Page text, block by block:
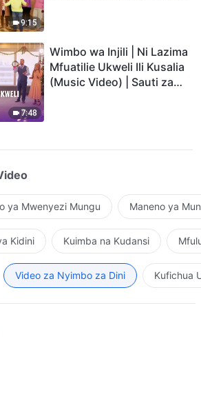
9:15
7:48
Wimbo wa Injili | Ni Lazima
Mfuatilie Ukweli Ili Kusalia
(Music Video) | Sauti za
ya Mwenyezi Mungu Maneno ya
Kidini Kuimba na Kudansi
Video za Nyimbo za Dini Kufichua